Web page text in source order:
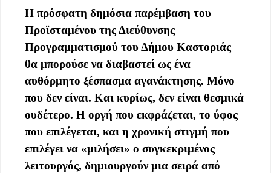
Η πρόσφατη δημόσια παρέμβαση του
Προϊσταμένου της Διεύθυνσης
Προγραμματισμού του Δήμου Καστοριάς
θα μπορούσε να διαβαστεί ως ένα
αυθόρμητο ξέσπασμα αγανάκτησης. Μόνο
που δεν είναι. Και κυρίως, δεν είναι θεσμικά
ουδέτερο. Η οργή που εκφράζεται, το ύφος
που επιλέγεται, και η χρονική στιγμή που
επιλέγει να «μιλήσει» ο συγκεκριμένος
λειτουργός, δημιουργούν μια σειρά από